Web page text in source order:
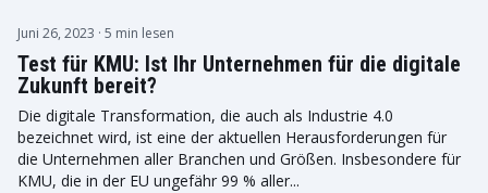
Juni 26, 2023 · 5 min lesen
Test für KMU: Ist Ihr Unternehmen für die digitale
Zukunft bereit?
Die digitale Transformation, die auch als Industrie 4.0
bezeichnet wird, ist eine der aktuellen Herausforderungen für
die Unternehmen aller Branchen und Größen. Insbesondere für
KMU, die in der EU ungefähr 99 % aller...